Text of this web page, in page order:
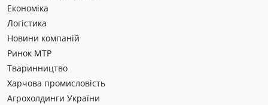
Економіка
Логістика
Новини компаній
Ринок МТР
Тваринництво
Харчова промисловість
Агрохолдинги України